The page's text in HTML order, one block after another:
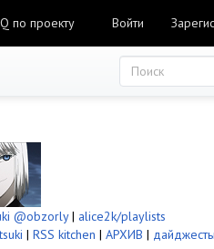
по проекту Войти
@obzorly| alice2k/playlists
| RSS kitchen | АРХИВ | дайджесты